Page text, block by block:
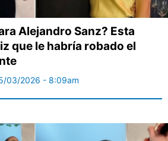
Alejandro Sanz? Esta
que le habría robado el
03/2026 - 8:09am